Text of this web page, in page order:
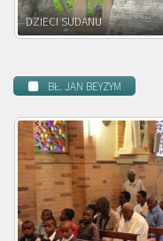
DZIECI ZAMBII
BŁ. JAN BEYZYM